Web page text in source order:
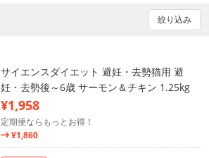
絞り込み
サイエンスダイエット 避妊・去勢猫用 避
妊・去勢後～6歳 サーモン＆チキン 1.25kg
¥1,958
定期便ならもっとお得！
¥1,860